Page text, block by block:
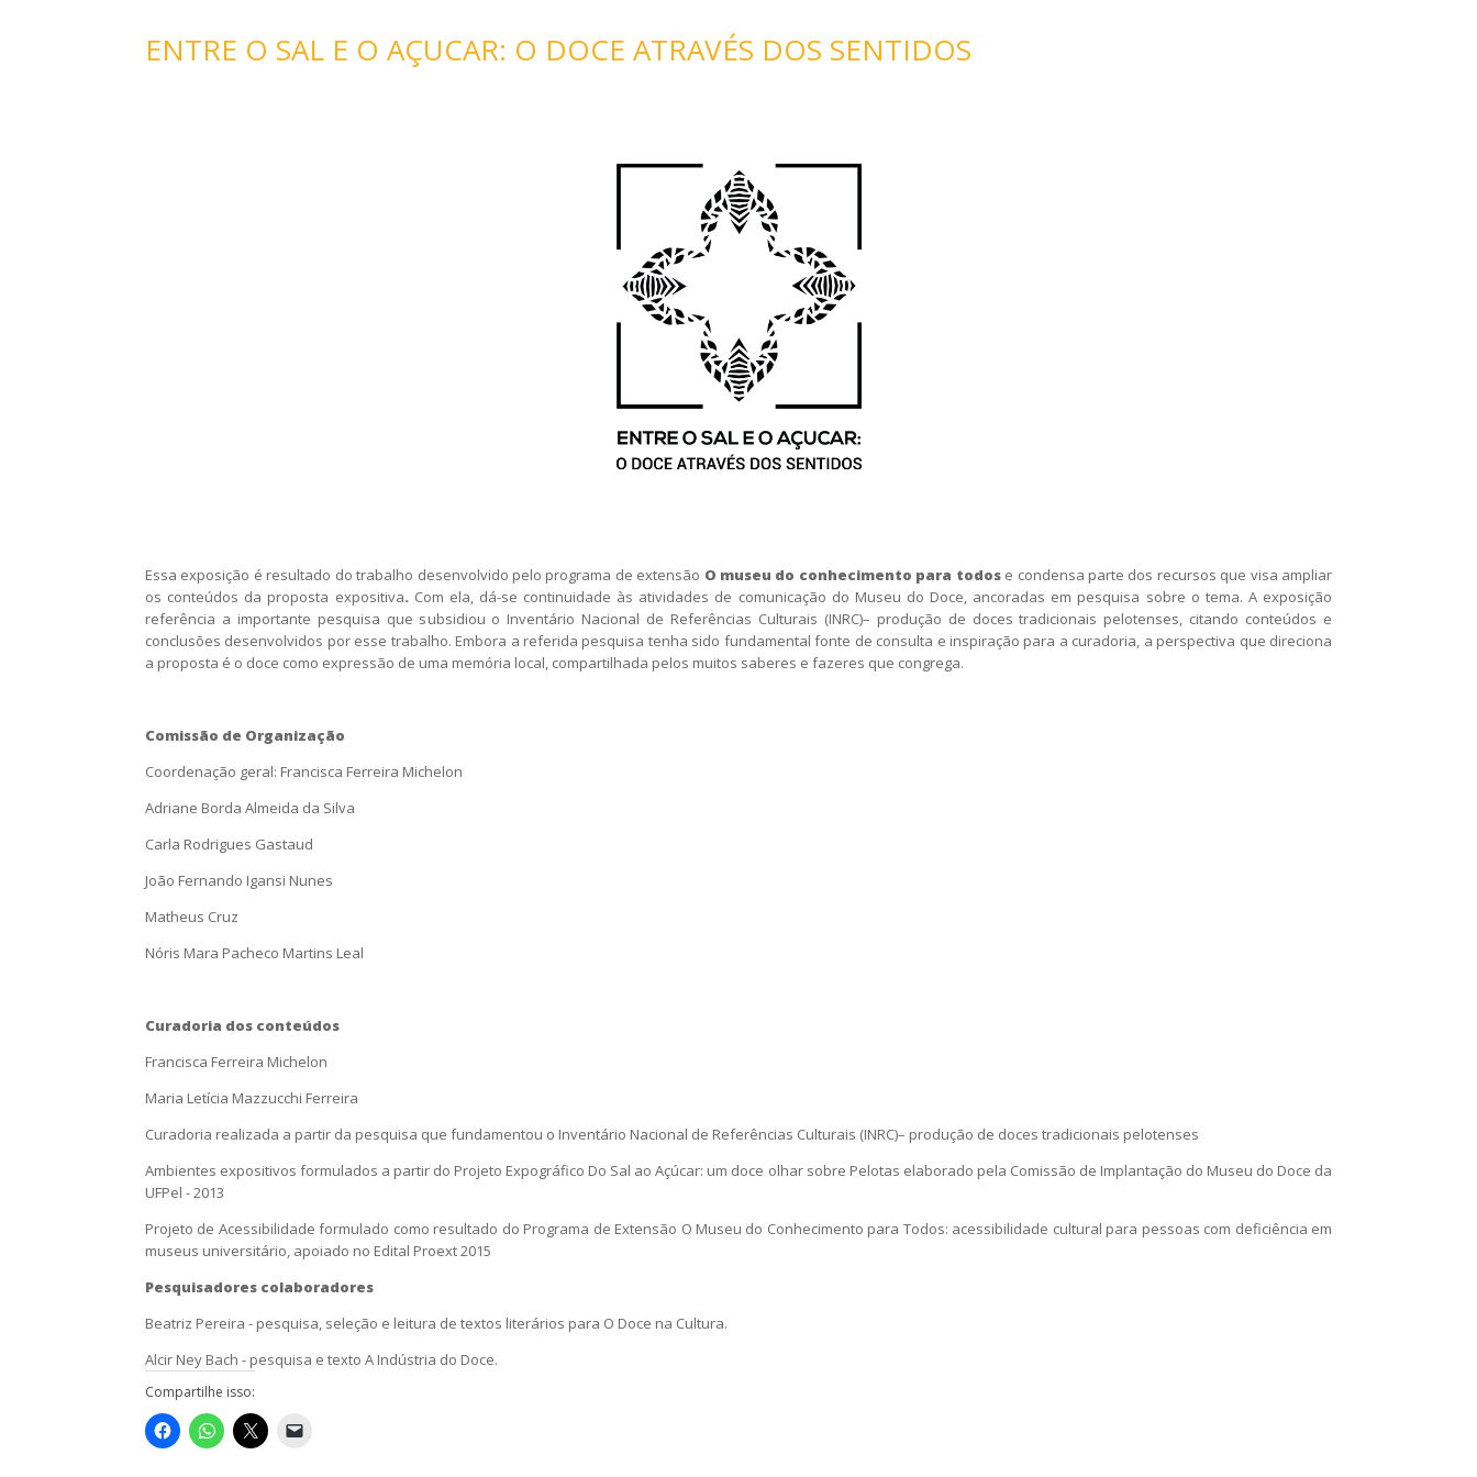
ENTRE O SAL E O AÇUCAR: O DOCE ATRAVÉS DOS SENTIDOS
Essa exposição é resultado do trabalho desenvolvido pelo programa de extensão O museu do conhecimento para todos e condensa parte dos recursos que visa ampliar
os conteúdos da proposta expositiva. Com ela, dá-se continuidade às atividades de comunicação do Museu do Doce, ancoradas em pesquisa sobre o tema. A exposição
referência a importante pesquisa que subsidiou o Inventário Nacional de Referências Culturais (INRC)– produção de doces tradicionais pelotenses, citando conteúdos e
conclusões desenvolvidos por esse trabalho. Embora a referida pesquisa tenha sido fundamental fonte de consulta e inspiração para a curadoria, a perspectiva que direciona
a proposta é o doce como expressão de uma memória local, compartilhada pelos muitos saberes e fazeres que congrega.
Comissão de Organização
Coordenação geral: Francisca Ferreira Michelon
Adriane Borda Almeida da Silva
Carla Rodrigues Gastaud
João Fernando Igansi Nunes
Matheus Cruz
Nóris Mara Pacheco Martins Leal
Curadoria dos conteúdos
Francisca Ferreira Michelon
Maria Letícia Mazzucchi Ferreira
Curadoria realizada a partir da pesquisa que fundamentou o Inventário Nacional de Referências Culturais (INRC)– produção de doces tradicionais pelotenses
Ambientes expositivos formulados a partir do Projeto Expográfico Do Sal ao Açúcar: um doce olhar sobre Pelotas elaborado pela Comissão de Implantação do Museu do Doce da
UFPel - 2013
Projeto de Acessibilidade formulado como resultado do Programa de Extensão O Museu do Conhecimento para Todos: acessibilidade cultural para pessoas com deficiência em
museus universitário, apoiado no Edital Proext 2015
Pesquisadores colaboradores
Beatriz Pereira - pesquisa, seleção e leitura de textos literários para O Doce na Cultura.
Alcir Ney Bach - pesquisa e texto A Indústria do Doce.
Compartilhe isso: